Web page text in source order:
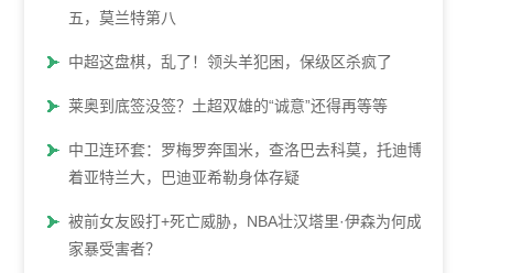
五，莫兰特第八
中超这盘棋，乱了！领头羊犯困，保级区杀疯了
莱奥到底签没签？土超双雄的“诚意”还得再等等
中卫连环套：罗梅罗奔国米，查洛巴去科莫，托迪博瞄
着亚特兰大，巴迪亚希勒身体存疑
被前女友殴打+死亡威胁，NBA壮汉塔里·伊森为何成了
家暴受害者？